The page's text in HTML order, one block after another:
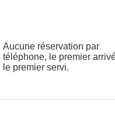
Aucune réservation par
téléphone, le premier
le premier servi.